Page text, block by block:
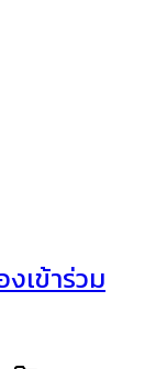
เข้าร่วม